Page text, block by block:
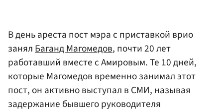
В день ареста пост мэра с приставкой врио
занялБаганд Магомедов, почти 20 лет
работавший вместе с Амировым. Те 10 дней,
которые Магомедов временно занимал этот
пост, он активно выступал в СМИ, называя
задержание бывшего руководителя